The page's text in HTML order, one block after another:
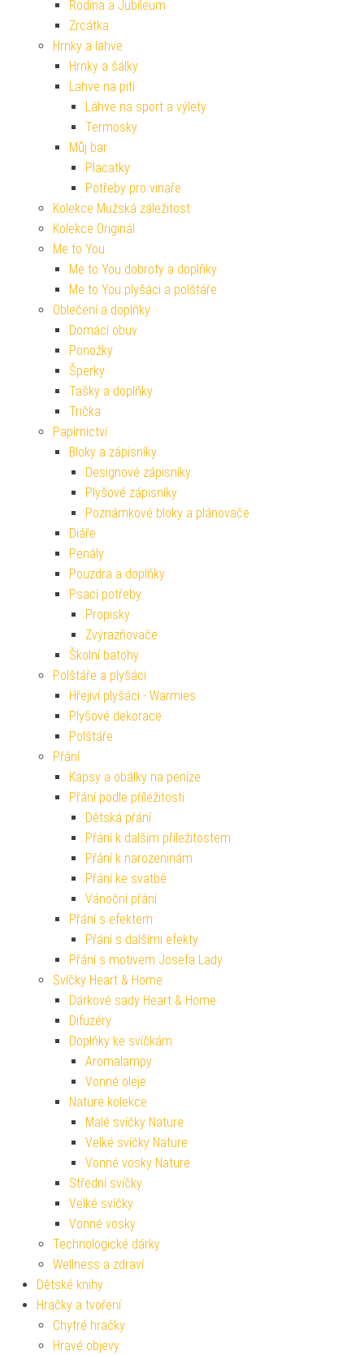
Rodina a Jubileum
Zrcátka
Hrnky a lahve
Hrnky a šálky
Lahve na pití
Láhve na sport a výlety
Termosky
Můj bar
Placatky
Potřeby pro vinaře
Kolekce Mužská záležitost
Kolekce Originál
Me to You
Me to You dobroty a doplňky
Me to You plyšáci a polštáře
Oblečení a doplňky
Domácí obuv
Ponožky
Šperky
Tašky a doplňky
Trička
Papírnictví
Bloky a zápisníky
Designové zápisníky
Plyšové zápisníky
Poznámkové bloky a plánovače
Diáře
Penály
Pouzdra a doplňky
Psací potřeby
Propisky
Zvýrazňovače
Školní batohy
Polštáře a plyšáci
Hřejiví plyšáci - Warmies
Plyšové dekorace
Polštáře
Přání
Kapsy a obálky na peníze
Přání podle příležitosti
Dětská přání
Přání k dalším příležitostem
Přání k narozeninám
Přání ke svatbě
Vánoční přání
Přání s efektem
Přání s dalšími efekty
Přání s motivem Josefa Lady
Svíčky Heart & Home
Dárkové sady Heart & Home
Difuzéry
Doplňky ke svíčkám
Aromalampy
Vonné oleje
Nature kolekce
Malé svíčky Nature
Velké svíčky Nature
Vonné vosky Nature
Střední svíčky
Velké svíčky
Vonné vosky
Technologické dárky
Wellness a zdraví
Dětské knihy
Hračky a tvoření
Chytré hračky
Hravé objevy